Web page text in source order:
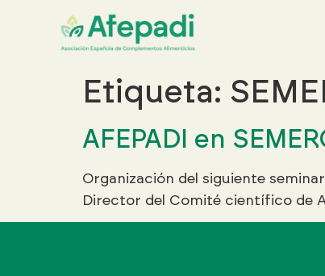
Buscar:
Etiqueta:
AFEPADI en
Organización del siguiente
Director del Comité científico de